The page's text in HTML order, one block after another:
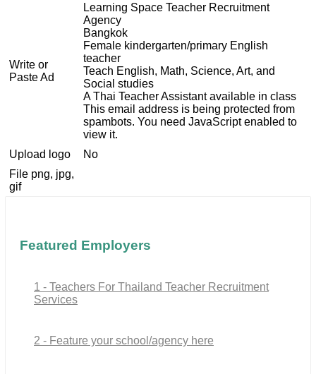
Write or
Paste Ad
Learning Space Teacher Recruitment
Agency
Bangkok
Female kindergarten/primary English
teacher
Teach English, Math, Science, Art, and
Social studies
A Thai Teacher Assistant available in class
This email address is being protected from
spambots. You need JavaScript enabled to
view it.
Upload logo
No
File png, jpg,
gif
Featured Employers
1 - Teachers For Thailand Teacher Recruitment
Services
2 - Feature your school/agency here